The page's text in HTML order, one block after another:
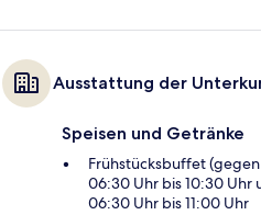
Ausstattung der
Speisen und Getränke
Frühstücksbuffet
06:30 Uhr bis 10:30 Uhr
06:30 Uhr bis 11:00 Uhr